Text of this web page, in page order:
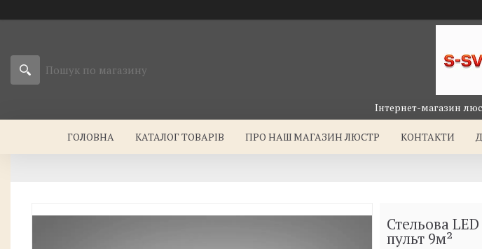
Інтернет-магазин
ГОЛОВНА КАТАЛОГ ТОВАРІВ ПРО НАШ МАГАЗИН ЛЮСТР КОНТАКТИ
Стельова
пульт 9м²